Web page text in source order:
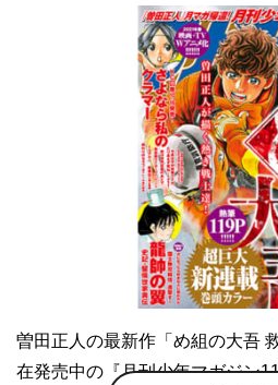
曽田正人の最新作「め組の大吾
在発売中の『月刊少年マガジン